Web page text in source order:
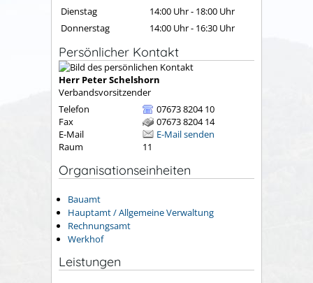
Dienstag
14:00 Uhr- 18:00 Uhr
Donnerstag
14:00 Uhr- 16:30 Uhr
Persönlicher Kontakt
Herr PeterSchelshorn
Verbandsvorsitzender
Telefon
07673 8204 10
Fax
07673 8204 14
E-Mail
E-Mail senden
Raum
11
Organisationseinheiten
Bauamt
Hauptamt / Allgemeine Verwaltung
Rechnungsamt
Werkhof
Leistungen